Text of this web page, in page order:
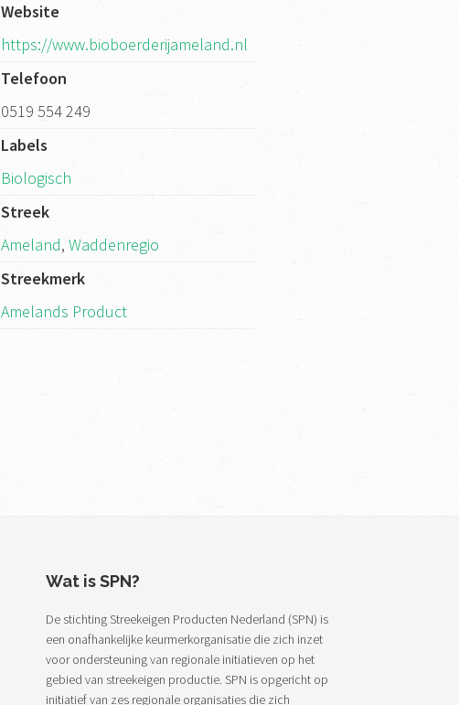
Website
https://www.bioboerderijameland.nl
Telefoon
0519 554 249
Labels
Biologisch
Streek
Ameland,Waddenregio
Streekmerk
Amelands Product
Wat is SPN?
De stichting Streekeigen Producten Nederland (SPN) is
een onafhankelijke keurmerkorganisatie die zich inzet
voor ondersteuning van regionale initiatieven op het
gebied van streekeigen productie. SPN is opgericht op
initiatief van zes regionale organisaties die zich